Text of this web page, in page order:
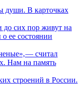
души. В карточках
до сих пор живут на
ее состоянии
— считал
Нам на память
строений в России.